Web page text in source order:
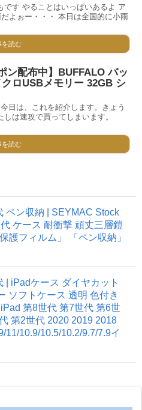
です やることはいっぱいあるよ ア
よぉー・・・ 本日は全国的に小雨
を読む
ン配布中】BUFFALO バッ
ロUSBメモリー 32GB シ
日は、これを紹介します。きょう
は速攻で買ってしまいます。
を読む
ペン収納 | SEYMAC Stock
ケース 耐衝撃 頑丈三層鎧
護フィルム」 「ペン収納」
| iPadケース ダイヤカット
ソフトケース 透明 色付き
第8世代 第7世代 第6世
第2世代 2020 2019 2018
11/10.9/10.5/10.2/9.7/7.9イ